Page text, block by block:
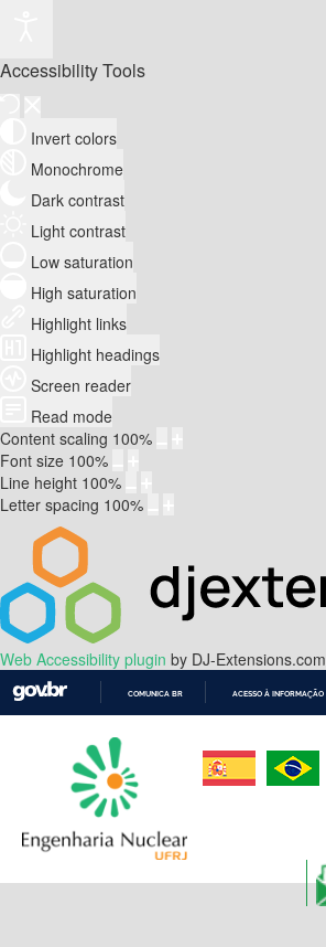
Accessibility Tools
Invert colors
Monochrome
Dark contrast
Light contrast
Low saturation
High saturation
Highlight links
Highlight headings
Screen reader
Read mode
Content scaling 100%
Font size 100%
Line height 100%
Letter spacing 100%
Web Accessibility plugin by DJ-Extensions.com
CONTEÚDO
COMUNICA BR ACESSO À INFORMAÇÃO